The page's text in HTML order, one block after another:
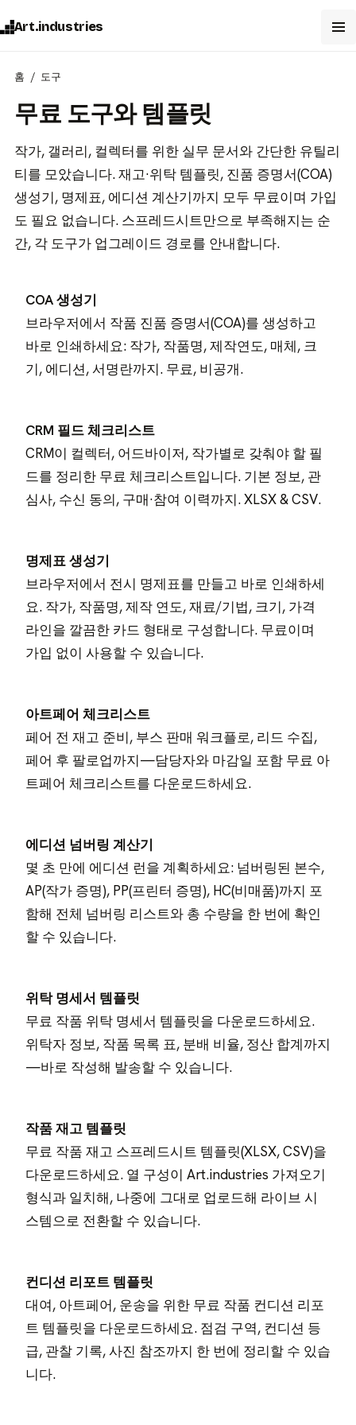
Art.industries
홈 도구
무료 도구와 템플릿
작가, 갤러리, 컬렉터를 위한 실무 문서와 간단한 유틸리
티를 모았습니다. 재고·위탁 템플릿, 진품 증명서(COA)
생성기, 명제표, 에디션 계산기까지 모두 무료이며 가입
도 필요 없습니다. 스프레드시트만으로 부족해지는 순
간, 각 도구가 업그레이드 경로를 안내합니다.
COA 생성기
브라우저에서 작품 진품 증명서(COA)를 생성하고
바로 인쇄하세요: 작가, 작품명, 제작연도, 매체, 크
기, 에디션, 서명란까지. 무료, 비공개.
CRM 필드 체크리스트
CRM이 컬렉터, 어드바이저, 작가별로 갖춰야 할 필
드를 정리한 무료 체크리스트입니다. 기본 정보, 관
심사, 수신 동의, 구매·참여 이력까지. XLSX & CSV.
명제표 생성기
브라우저에서 전시 명제표를 만들고 바로 인쇄하세
요. 작가, 작품명, 제작 연도, 재료/기법, 크기, 가격
라인을 깔끔한 카드 형태로 구성합니다. 무료이며
가입 없이 사용할 수 있습니다.
아트페어 체크리스트
페어 전 재고 준비, 부스 판매 워크플로, 리드 수집,
페어 후 팔로업까지—담당자와 마감일 포함 무료 아
트페어 체크리스트를 다운로드하세요.
에디션 넘버링 계산기
몇 초 만에 에디션 런을 계획하세요: 넘버링된 본수,
AP(작가 증명), PP(프린터 증명), HC(비매품)까지 포
함해 전체 넘버링 리스트와 총 수량을 한 번에 확인
할 수 있습니다.
위탁 명세서 템플릿
무료 작품 위탁 명세서 템플릿을 다운로드하세요.
위탁자 정보, 작품 목록 표, 분배 비율, 정산 합계까지
—바로 작성해 발송할 수 있습니다.
작품 재고 템플릿
무료 작품 재고 스프레드시트 템플릿(XLSX, CSV)을
다운로드하세요. 열 구성이 Art.industries 가져오기
형식과 일치해, 나중에 그대로 업로드해 라이브 시
스템으로 전환할 수 있습니다.
컨디션 리포트 템플릿
대여, 아트페어, 운송을 위한 무료 작품 컨디션 리포
트 템플릿을 다운로드하세요. 점검 구역, 컨디션 등
급, 관찰 기록, 사진 참조까지 한 번에 정리할 수 있습
니다.